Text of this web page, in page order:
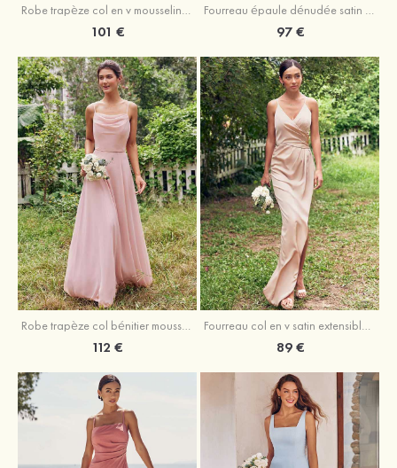
Robe trapèze col en v mousseline ras du sol robe de demoiselle d'honneur
101 €
Fourreau épaule dénudée satin extensible ras du sol robe de demoiselle d'honneur
97 €
Robe trapèze col bénitier mousseline ras du sol robe de demoiselle d'honneur
112 €
Fourreau col en v satin extensible asymétrique robe de demoiselle d'honneur
89 €